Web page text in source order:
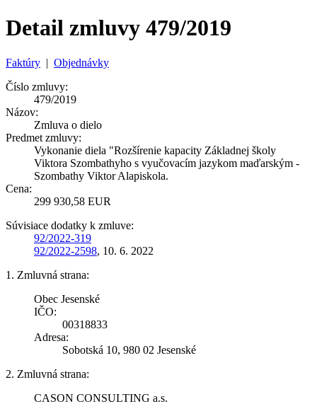
Detail zmluvy 479/2019
Faktúry | Objednávky
Číslo zmluvy:
479/2019
Názov:
Zmluva o dielo
Predmet zmluvy:
Vykonanie diela "Rozšírenie kapacity Základnej školy
Viktora Szombathyho s vyučovacím jazykom maďarským -
Szombathy Viktor Alapiskola.
Cena:
299 930,58 EUR
Súvisiace dodatky k zmluve:
92/2022-319
92/2022-2598, 10. 6. 2022
1. Zmluvná strana:
Obec Jesenské
IČO:
00318833
Adresa:
Sobotská 10, 980 02 Jesenské
2. Zmluvná strana:
CASON CONSULTING a.s.